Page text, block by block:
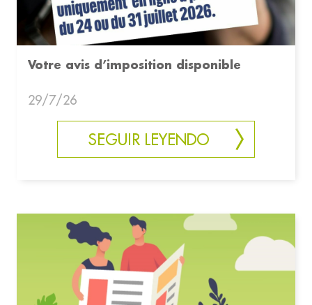
Votre avis d’imposition disponible
29/7/26
SEGUIR LEYENDO